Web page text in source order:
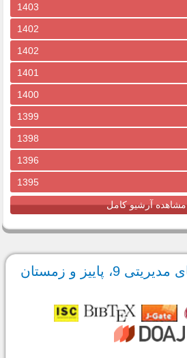
1403
1402
1402
1401
1400
1399
1398
1396
1395
مشاهده آرشیو کامل
اسلام و پژوهش‌های مدیریتی 9، پاییز و زمستان